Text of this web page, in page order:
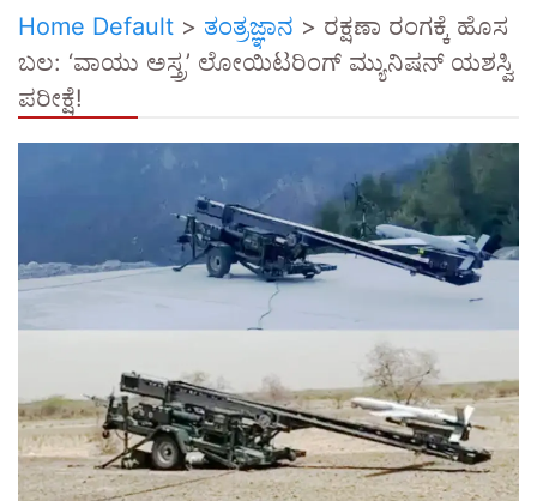
Home Default > ತಂತ್ರಜ್ಞಾನ > ರಕ್ಷಣಾ ರಂಗಕ್ಕೆ ಹೊಸ
ಬಲ: ‘ವಾಯು ಅಸ್ತ್ರ’ ಲೋಯಿಟರಿಂಗ್ ಮ್ಯುನಿಷನ್ ಯಶಸ್ವಿ
ಪರೀಕ್ಷೆ!